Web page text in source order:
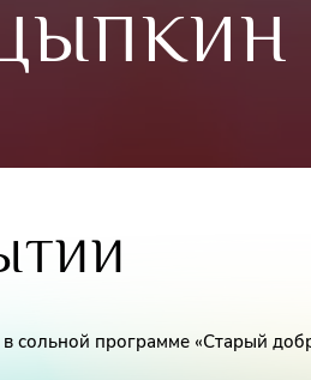
сольной программе «Старый